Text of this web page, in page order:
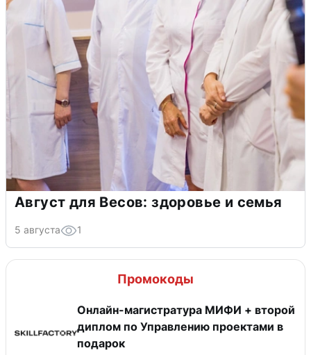
Август для Весов: здоровье и семья
5 августа 1
Промокоды
Онлайн-магистратура МИФИ + второй
диплом по Управлению проектами в
подарок